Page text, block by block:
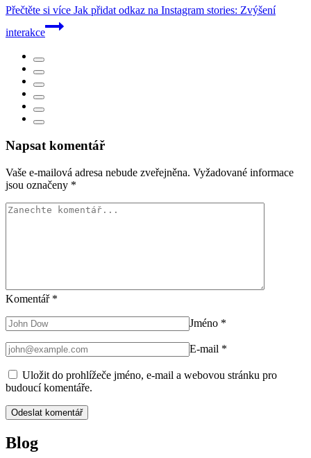
Přečtěte si více Jak přidat odkaz na Instagram stories: Zvýšení
interakce
Napsat komentář
Vaše e-mailová adresa nebude zveřejněna. Vyžadované informace
jsou označeny *
Komentář *
Jméno *
E-mail *
Uložit do prohlížeče jméno, e-mail a webovou stránku pro
budoucí komentáře.
Blog